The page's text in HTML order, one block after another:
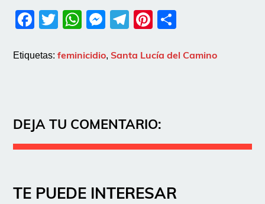
Facebook
Twitter
WhatsApp
Messenger
Telegram
Pinterest
Etiquetas:feminicidio,Santa Lucía del Camino
DEJA TU COMENTARIO:
TE PUEDE INTERESAR